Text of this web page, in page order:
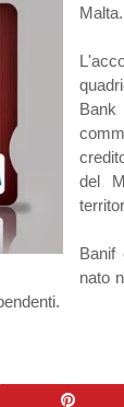
Malta.
del
Banif
nato